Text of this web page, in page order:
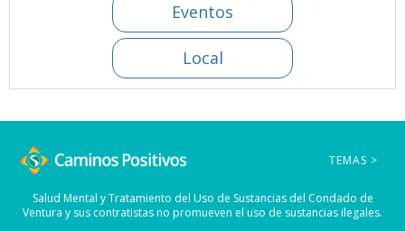
Eventos
Local
TEMAS >
Salud Mental y Tratamiento del Uso de Sustancias del Condado de
Ventura y sus contratistas no promueven el uso de sustancias ilegales.